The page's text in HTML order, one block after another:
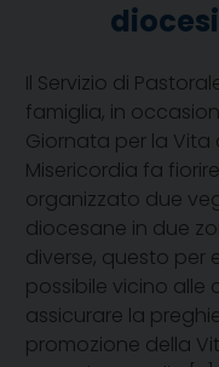
diocesi
Il Servizio di
famiglia, in
Giornata per la Vita
Misericordia fa fiorire
organizzato due
diocesane in due
diverse, questo per
possibile vicino alle
assicurare la
promozione della